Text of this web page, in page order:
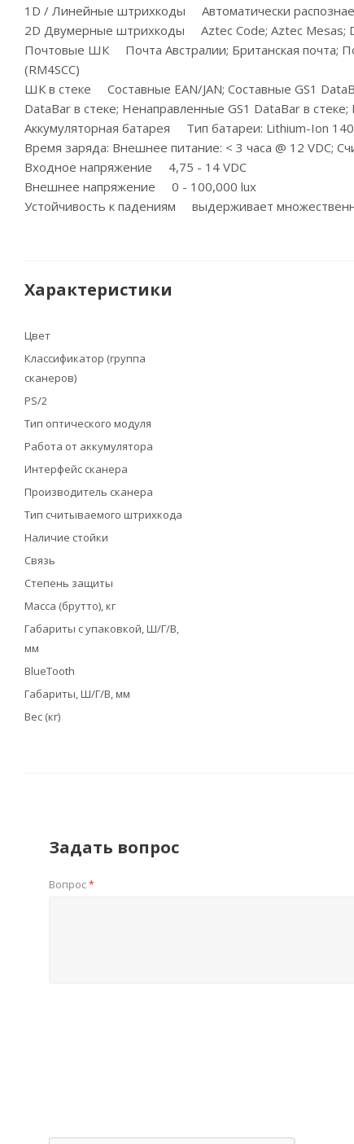
1D / Линейные штрихкоды Автоматически
2D Двумерные штрихкоды Aztec Code; Aztec Mesas;
Почтовые ШК Почта Австралии; Британская почта;
(RM4SCC)
ШК в стеке Составные EAN/JAN; Составные GS1
DataBar в стеке; Ненаправленные GS1 DataBar в
Аккумуляторная батарея Тип батареи: Lithium-Ion
Время заряда: Внешнее питание: < 3 часа @ 12 VDC;
Входное напряжение 4,75 - 14 VDC
Внешнее напряжение 0 - 100,000 lux
Устойчивость к падениям выдерживает
Характеристики
Цвет
Классификатор (группа
сканеров)
PS/2
Тип оптического модуля
Работа от аккумулятора
Интерфейс сканера
Производитель сканера
Тип считываемого штрихкода
Наличие стойки
Связь
Степень защиты
Масса (брутто), кг
Габариты с упаковкой, Ш/Г/В,
мм
BlueTooth
Габариты, Ш/Г/В, мм
Вес (кг)
Задать вопрос
Вопрос*